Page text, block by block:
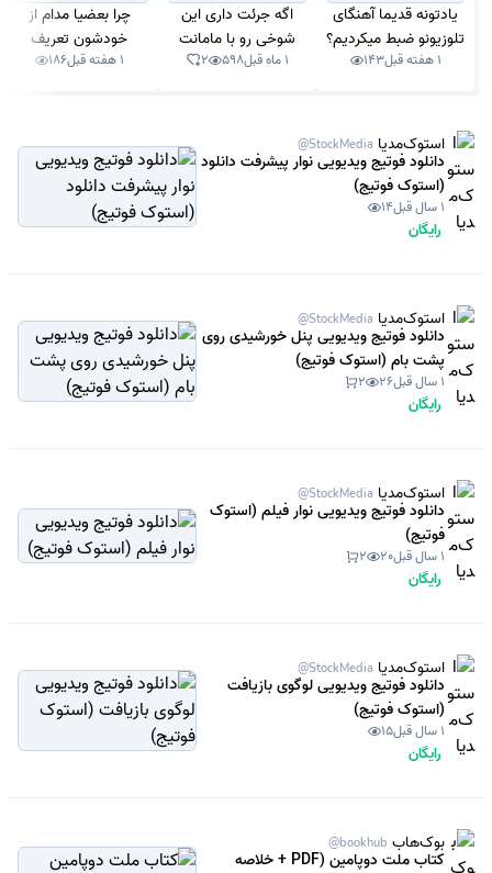
یادتونه قدیما آهنگای
تلوزیونو ضبط میکردیم؟
1 هفته قبل 143
اگه جرئت داری این
شوخی رو با مامانت
بکن!
1 ماه قبل 598
2
چرا بعضیا مدام از
خودشون تعریف
میکنن؟
1 هفته قبل 186
استوک‌مدیا @StockMedia
دانلود فوتیج ویدیویی نوار پیشرفت دانلود
(استوک فوتیج)
1 سال قبل 14
رایگان
استوک‌مدیا @StockMedia
دانلود فوتیج ویدیویی پنل خورشیدی روی
پشت بام (استوک فوتیج)
1 سال قبل 26
2
رایگان
استوک‌مدیا @StockMedia
دانلود فوتیج ویدیویی نوار فیلم (استوک
فوتیج)
1 سال قبل 20
2
رایگان
استوک‌مدیا @StockMedia
دانلود فوتیج ویدیویی لوگوی بازیافت
(استوک فوتیج)
1 سال قبل 15
رایگان
بوک‌هاب @bookhub
کتاب ملت دوپامین (PDF + خلاصه